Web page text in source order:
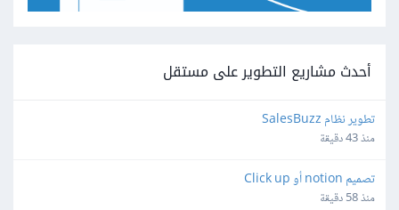
أحدث مشاريع التطوير على مستقل
تطوير نظام SalesBuzz
منذ 43 دقيقة
تصميم notion أو Click up
منذ 58 دقيقة